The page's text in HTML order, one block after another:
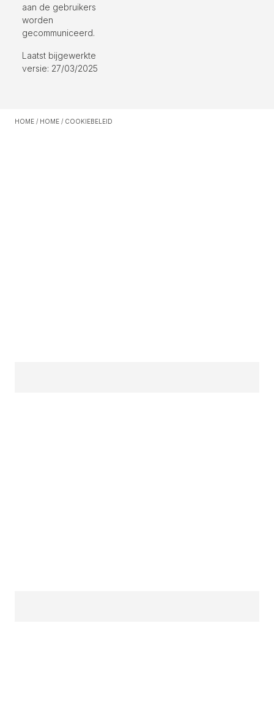
aan de gebruikers
worden
gecommuniceerd.
Laatst bijgewerkte
versie: 27/03/2025
HOME / HOME / COOKIEBELEID